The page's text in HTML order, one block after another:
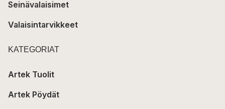
Seinävalaisimet
Valaisintarvikkeet
KATEGORIAT
Artek Tuolit
Artek Pöydät